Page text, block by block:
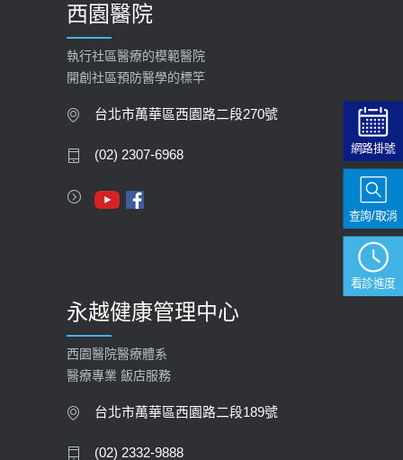
【快速肝癌篩檢MRI】新檢查服務
2026-02-06
大吃大喝、肥胖害到膽囊！膽結石、
膽息肉如何處理？
2023-09-27
西園醫院
執行社區醫療的模範醫院
開創社區預防醫學的標竿
台北市萬華區西園路二段270號
(02) 2307-6968
永越健康管理中心
西園醫院醫療體系
醫療專業 飯店服務
台北市萬華區西園路二段189號
(02) 2332-9888
網路掛號
看診進度
查詢/取消